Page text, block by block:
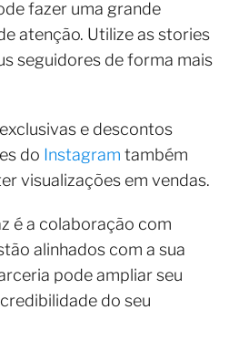
fazer uma grande
atenção. Utilize as stories
seguidores de forma mais
e descontos
do Instagram também
visualizações em vendas.
é a colaboração com
alinhados com a sua
pode ampliar seu
do seu